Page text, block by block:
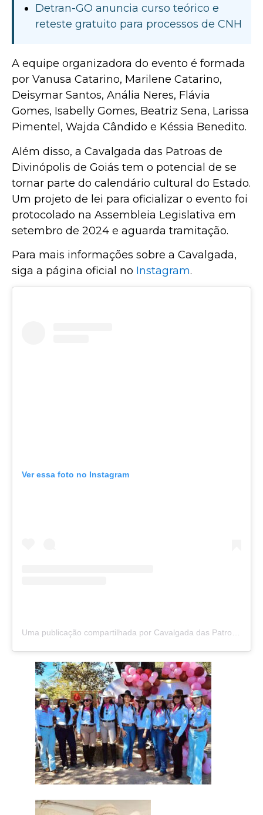
Detran-GO anuncia curso teórico e
reteste gratuito para processos de CNH
A equipe organizadora do evento é formada
por Vanusa Catarino, Marilene Catarino,
Deisymar Santos, Anália Neres, Flávia
Gomes, Isabelly Gomes, Beatriz Sena, Larissa
Pimentel, Wajda Cândido e Késsia Benedito.
Além disso, a Cavalgada das Patroas de
Divinópolis de Goiás tem o potencial de se
tornar parte do calendário cultural do Estado.
Um projeto de lei para oficializar o evento foi
protocolado na Assembleia Legislativa em
setembro de 2024 e aguarda tramitação.
Para mais informações sobre a Cavalgada,
siga a página oficial no Instagram.
Ver essa foto no Instagram
Uma publicação compartilhada por Cavalgada das Patroas – Divinópolis de Goiás (@cavalgada_das_patroass)